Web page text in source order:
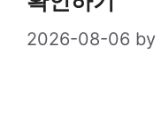
2026-08-06 by